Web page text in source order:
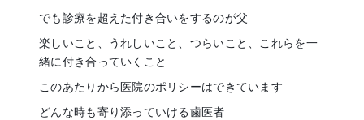
でも診療を超えた付き合いをするのが父
楽しいこと、うれしいこと、つらいこと、これらを一
緒に付き合っていくこと
このあたりから医院のポリシーはできています
どんな時も寄り添っていける歯医者